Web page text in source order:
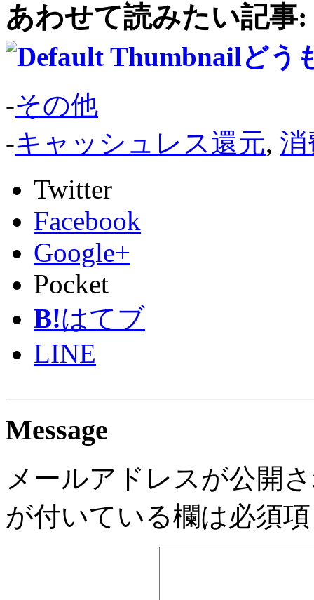
あわせて読みたい記事:
どう
-その他
-キャッシュレス還元, 消
Twitter
Facebook
Google+
Pocket
B!はてブ
LINE
Message
メールアドレスが公開
が付いている欄は必須